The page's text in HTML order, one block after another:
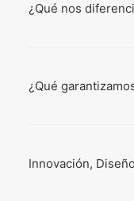
¿Qué nos
¿Qué
Innovación,